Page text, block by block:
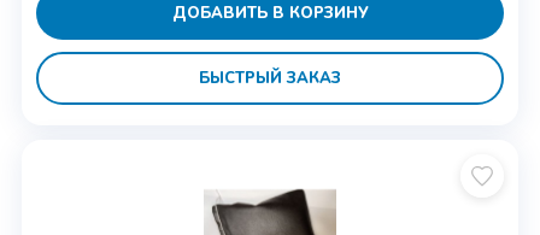
ДОБАВИТЬ В КОРЗИНУ
БЫСТРЫЙ ЗАКАЗ